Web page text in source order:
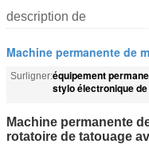
description de
Machine permanente de
Surligner:équipement
stylo électronique
Machine permanente
rotatoire de tatouage